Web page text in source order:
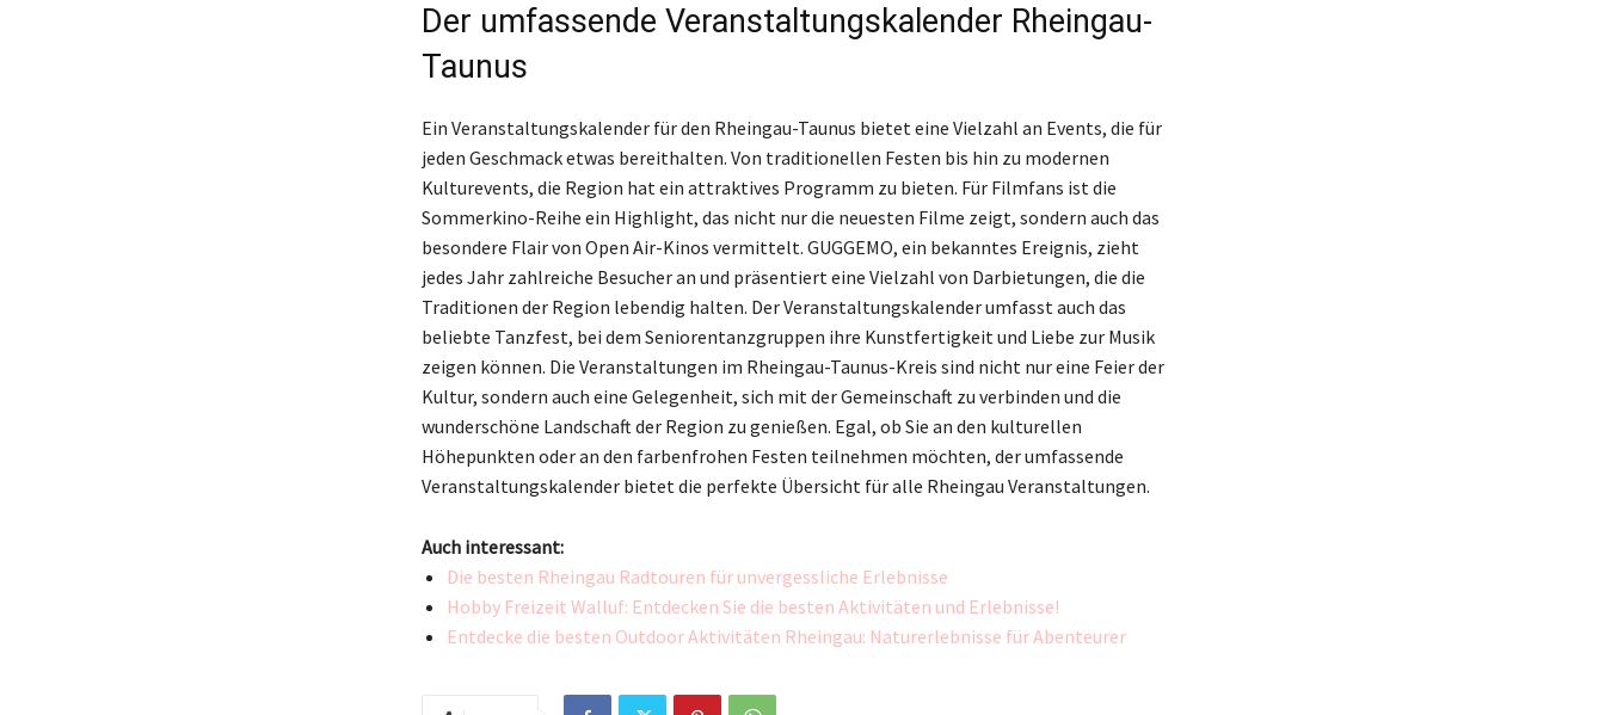
Der umfassende Veranstaltungskalender Rheingau-
Taunus
Ein Veranstaltungskalender für den Rheingau-Taunus bietet eine Vielzahl an Events, die für
jeden Geschmack etwas bereithalten. Von traditionellen Festen bis hin zu modernen
Kulturevents, die Region hat ein attraktives Programm zu bieten. Für Filmfans ist die
Sommerkino-Reihe ein Highlight, das nicht nur die neuesten Filme zeigt, sondern auch das
besondere Flair von Open Air-Kinos vermittelt. GUGGEMO, ein bekanntes Ereignis, zieht
jedes Jahr zahlreiche Besucher an und präsentiert eine Vielzahl von Darbietungen, die die
Traditionen der Region lebendig halten. Der Veranstaltungskalender umfasst auch das
beliebte Tanzfest, bei dem Seniorentanzgruppen ihre Kunstfertigkeit und Liebe zur Musik
zeigen können. Die Veranstaltungen im Rheingau-Taunus-Kreis sind nicht nur eine Feier der
Kultur, sondern auch eine Gelegenheit, sich mit der Gemeinschaft zu verbinden und die
wunderschöne Landschaft der Region zu genießen. Egal, ob Sie an den kulturellen
Höhepunkten oder an den farbenfrohen Festen teilnehmen möchten, der umfassende
Veranstaltungskalender bietet die perfekte Übersicht für alle Rheingau Veranstaltungen.
Auch interessant:
Die besten Rheingau Radtouren für unvergessliche Erlebnisse
Hobby Freizeit Walluf: Entdecken Sie die besten Aktivitäten und Erlebnisse!
Entdecke die besten Outdoor Aktivitäten Rheingau: Naturerlebnisse für Abenteurer